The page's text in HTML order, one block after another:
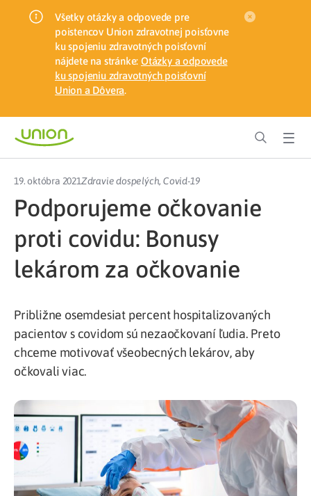
Všetky otázky a odpovede pre
poistencov Union zdravotnej poisťovne
ku spojeniu zdravotných poisťovní
nájdete na stránke: Otázky a odpovede
ku spojeniu zdravotných poisťovní
Union a Dôvera.
19. októbra 2021Zdravie dospelých,Covid-19
Podporujeme očkovanie
proti covidu: Bonusy
lekárom za očkovanie
Približne osemdesiat percent hospitalizovaných
pacientov s covidom sú nezaočkovaní ľudia. Preto
chceme motivovať všeobecných lekárov, aby
očkovali viac.